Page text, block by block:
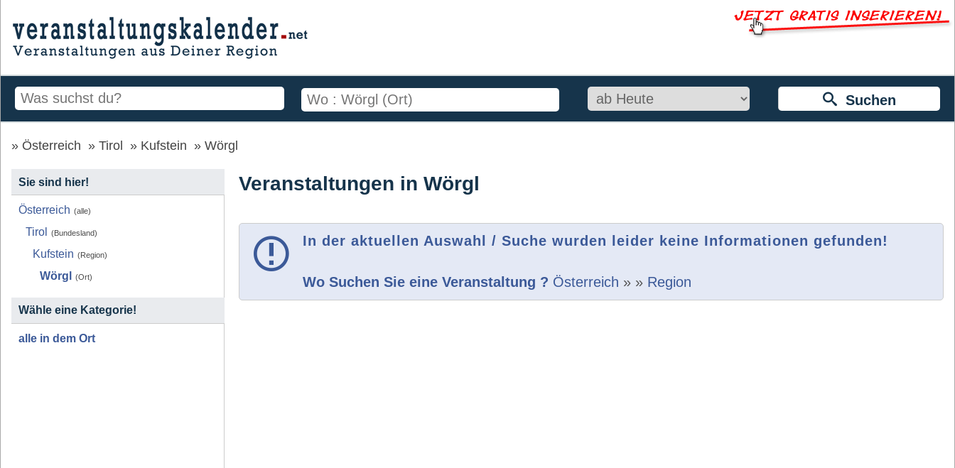
Suchen
Österreich Tirol Kufstein Wörgl
Veranstaltungen in Wörgl
In der aktuellen Auswahl / Suche wurden leider keine Informationen gefunden!
Wo Suchen Sie eine Veranstaltung ? Österreich » » Region
Sie sind hier!
Österreich (alle)
Tirol (Bundesland)
Kufstein (Region)
Wörgl (Ort)
Wähle eine Kategorie!
alle in dem Ort